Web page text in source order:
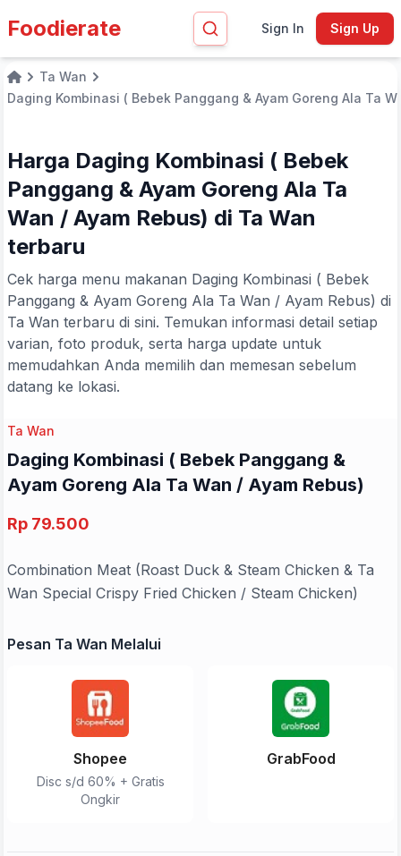
Foodierate Sign In Sign Up
Home Ta Wan
Daging Kombinasi ( Bebek Panggang & Ayam Goreng Ala Ta
Harga Daging Kombinasi ( Bebek
Panggang & Ayam Goreng Ala Ta
Wan / Ayam Rebus) di Ta Wan
terbaru
Cek harga menu makanan Daging Kombinasi ( Bebek
Panggang & Ayam Goreng Ala Ta Wan / Ayam Rebus) di
Ta Wan terbaru di sini. Temukan informasi detail setiap
varian, foto produk, serta harga update untuk
memudahkan Anda memilih dan memesan sebelum
datang ke lokasi.
Ta Wan
Daging Kombinasi ( Bebek Panggang &
Ayam Goreng Ala Ta Wan / Ayam Rebus)
Rp 79.500
Combination Meat (Roast Duck & Steam Chicken & Ta
Wan Special Crispy Fried Chicken / Steam Chicken)
Pesan Ta Wan Melalui
Shopee
Disc s/d 60% + Gratis
Ongkir
GrabFood